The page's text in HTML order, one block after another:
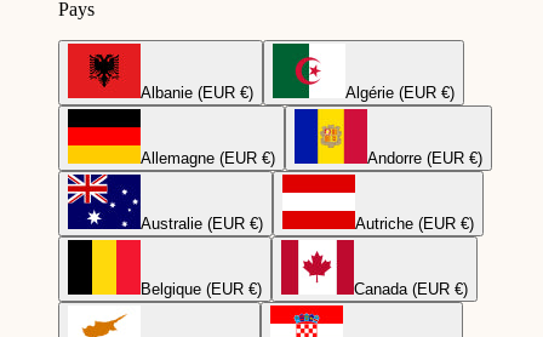
Pays
Albanie (EUR €) Algérie (EUR €)
Allemagne (EUR €) Andorre (EUR €)
Australie (EUR €) Autriche (EUR €)
Belgique (EUR €) Canada (EUR €)